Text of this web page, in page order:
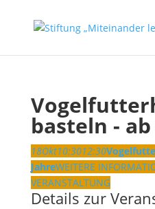
basteln - ab
18Okt10:3012:30
JahreWEITERE
VERANSTALTUNG
Details zur